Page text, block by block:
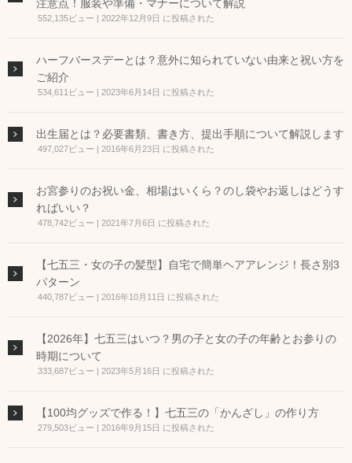
注意点！服装や準備・マナーについて解説
552,135ビュー 2022年12月9日 に投稿された
ハーフバースデーとは？意外に知られていない由来と祝い方を
ご紹介
534,611ビュー 2023年6月14日 に投稿された
出生届とは？必要書類、書き方、提出手順について解説します
497,027ビュー 2016年6月23日 に投稿された
お宮参りのお祝い金、相場はいくら？のし袋やお返しはどうす
ればいい？
478,742ビュー 2021年7月6日 に投稿された
【七五三・女の子の髪型】自宅で簡単ヘアアレンジ！長さ別3
パターン
440,787ビュー 2016年10月11日 に投稿された
【2026年】七五三はいつ？男の子と女の子の年齢とお参りの
時期について
333,687ビュー 2023年5月16日 に投稿された
【100均グッズで作る！】七五三の「かんざし」の作り方
279,503ビュー 2016年9月15日 に投稿された